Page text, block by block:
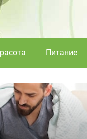
Питание